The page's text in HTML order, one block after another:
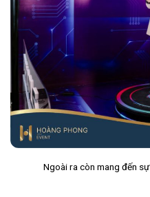
Ngoài ra còn mang đến